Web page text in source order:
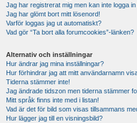
Jag har registrerat mig men kan inte logga in
Jag har glömt bort mitt lösenord!
Varför loggas jag ut automatiskt?
Vad gör “Ta bort alla forumcookies”-länken?
Alternativ och inställningar
Hur ändrar jag mina inställningar?
Hur förhindrar jag att mitt användarnamn
Tiderna stämmer inte!
Jag ändrade tidszon men tiderna stämmer
Mitt språk finns inte med i listan!
Vad är det för bild som visas tillsammans
Hur lägger jag till en visningsbild?